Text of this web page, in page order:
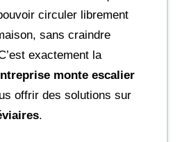
circuler librement
sans craindre
exactement la
monte escalier
offrir des solutions sur
.